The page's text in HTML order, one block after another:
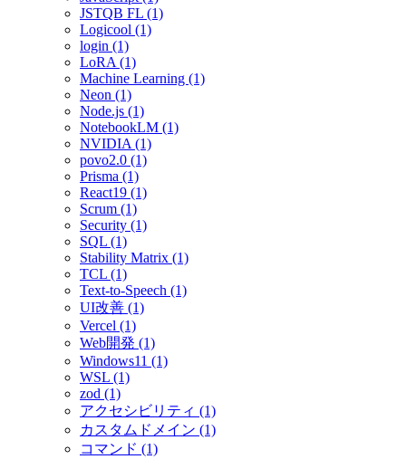
JSTQB FL (1)
Logicool (1)
login (1)
LoRA (1)
Machine Learning (1)
Neon (1)
Node.js (1)
NotebookLM (1)
NVIDIA (1)
povo2.0 (1)
Prisma (1)
React19 (1)
Scrum (1)
Security (1)
SQL (1)
Stability Matrix (1)
TCL (1)
Text-to-Speech (1)
UI改善 (1)
Vercel (1)
Web開発 (1)
Windows11 (1)
WSL (1)
zod (1)
アクセシビリティ (1)
カスタムドメイン (1)
コマンド (1)